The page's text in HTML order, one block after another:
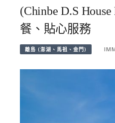
(Chinbe D.S
餐、貼心服務
離島 (澎湖、馬祖、金門)